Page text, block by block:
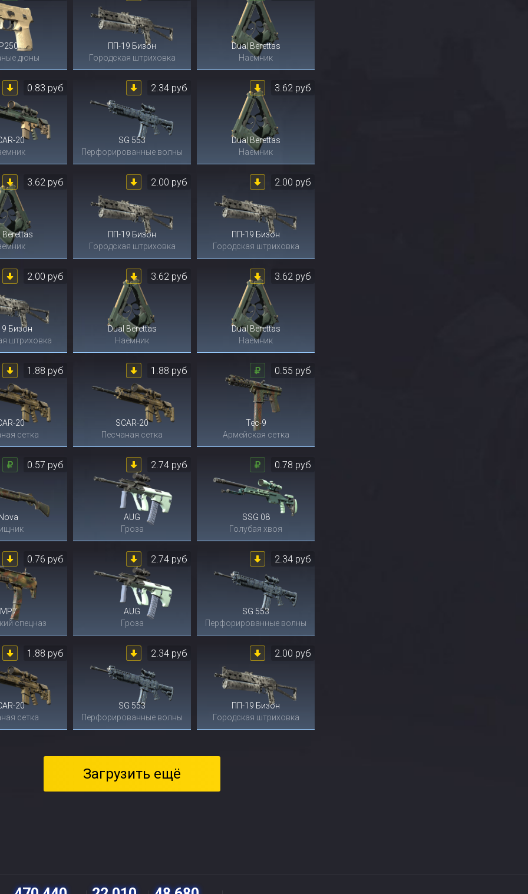
дюны
ПП-19 Бизон
Городская штриховка
Dual Berettas
Наемник
20
0.83 руб
SG 553
Перфорированные волны
2.34 руб
Dual Berettas
Наемник
3.62 руб
Berettas
3.62 руб
ПП-19 Бизон
Городская штриховка
2.00 руб
ПП-19 Бизон
Городская штриховка
2.00 руб
Бизон
штриховка
2.00 руб
Dual Berettas
Наемник
3.62 руб
Dual Berettas
Наемник
3.62 руб
20
сетка
1.88 руб
SCAR-20
Песчаная сетка
1.88 руб
Tec-9
Армейская сетка
0.55 руб
0.57 руб
AUG
Гроза
2.74 руб
SSG 08
Голубая хвоя
0.78 руб
MP7
спецназ
0.76 руб
AUG
Гроза
2.74 руб
SG 553
Перфорированные волны
2.34 руб
20
сетка
1.88 руб
SG 553
Перфорированные волны
2.34 руб
ПП-19 Бизон
Городская штриховка
2.00 руб
Загрузить ещё